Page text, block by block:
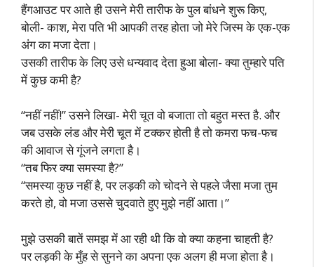
हैंगआउट पर आते ही उसने मेरी तारीफ के पुल बांधने शुरू किए,
बोली- काश, मेरा पति भी आपकी तरह होता जो मेरे जिस्म के एक-एक
अंग का मजा देता।
उसकी तारीफ के लिए उसे धन्यवाद देता हुआ बोला- क्या तुम्हारे पति
में कुछ कमी है?
“नहीं नहीं!” उसने लिखा- मेरी चूत वो बजाता तो बहुत मस्त है. और
जब उसके लंड और मेरी चूत में टक्कर होती है तो कमरा फच-फच
की आवाज से गूंजने लगता है।
“तब फिर क्या समस्या है?”
“समस्या कुछ नहीं है, पर लड़की को चोदने से पहले जैसा मजा तुम
करते हो, वो मजा उससे चुदवाते हुए मुझे नहीं आता।”
मुझे उसकी बातें समझ में आ रही थी कि वो क्या कहना चाहती है?
पर लड़की के मुँह से सुनने का अपना एक अलग ही मजा होता है।